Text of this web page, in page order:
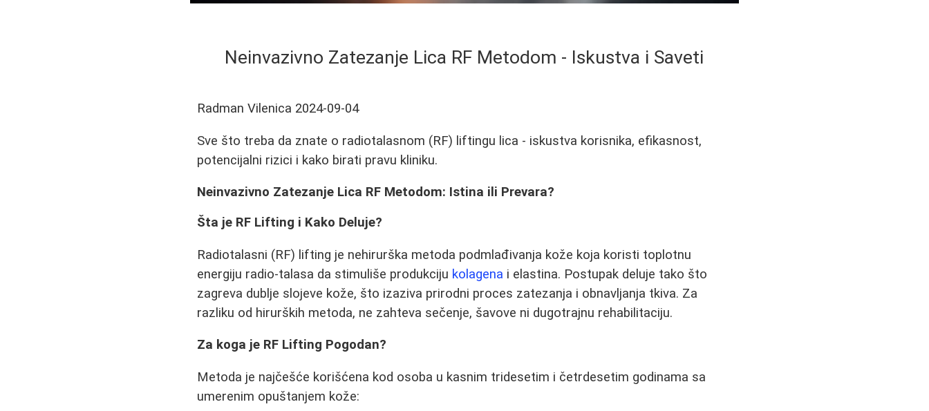
Neinvazivno Zatezanje Lica RF Metodom - Iskustva i Saveti
Radman Vilenica 2024-09-04
Sve što treba da znate o radiotalasnom (RF) liftingu lica - iskustva korisnika, efikasnost,
potencijalni rizici i kako birati pravu kliniku.
Neinvazivno Zatezanje Lica RF Metodom: Istina ili Prevara?
Šta je RF Lifting i Kako Deluje?
Radiotalasni (RF) lifting je nehirurška metoda podmlađivanja kože koja koristi toplotnu
energiju radio-talasa da stimuliše produkciju kolagena i elastina. Postupak deluje tako što
zagreva dublje slojeve kože, što izaziva prirodni proces zatezanja i obnavljanja tkiva. Za
razliku od hirurških metoda, ne zahteva sečenje, šavove ni dugotrajnu rehabilitaciju.
Za koga je RF Lifting Pogodan?
Metoda je najčešće korišćena kod osoba u kasnim tridesetim i četrdesetim godinama sa
umerenim opuštanjem kože: